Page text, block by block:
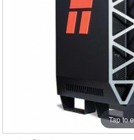
Tap to